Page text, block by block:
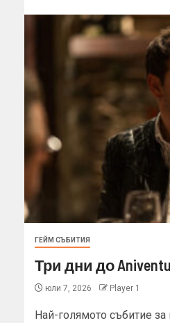
ГЕЙМ СЪБИТИЯ
Три дни до
юли 7, 2026 Player 1
Най-голямото събитие за